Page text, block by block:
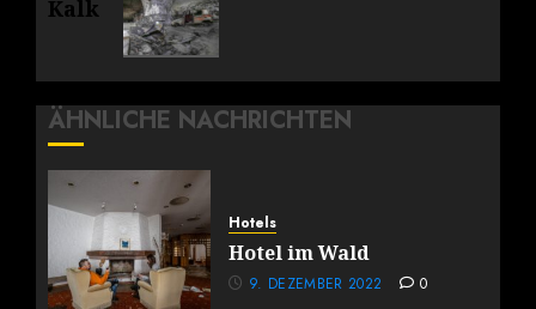
Beitrag:
Kalk
ÄHNLICHE NACHRICHTEN
Hotels
Hotel im Wald
9. DEZEMBER 2022 0